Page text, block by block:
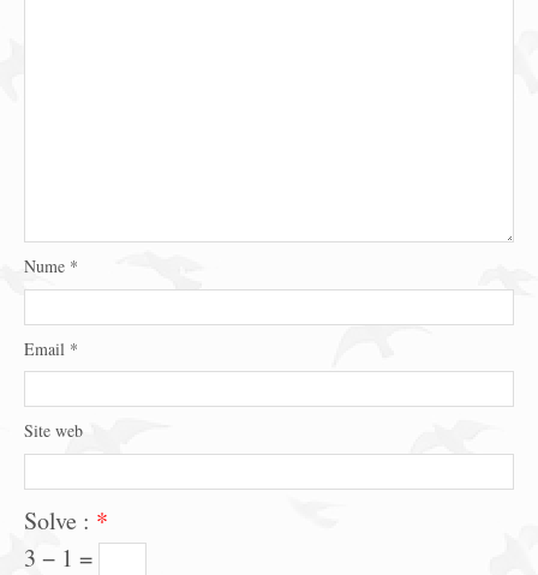
Nume *
Email *
Site web
Solve : *
3 − 1 =